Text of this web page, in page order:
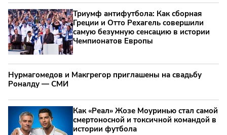
Триумф антифутбола: Как сборная
Греции и Отто Рехагель совершили
самую безумную сенсацию в истории
Чемпионатов Европы
Нурмагомедов и Макгрегор приглашены на свадьбу
Роналду — СМИ
Как «Реал» Жозе Моуринью стал самой
смертоносной и токсичной командой в
истории футбола